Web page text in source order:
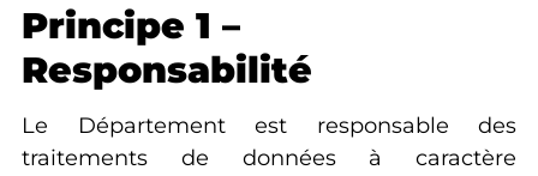
Principe 1 –
Responsabilité
Le Département est responsable des
traitements de données à caractère